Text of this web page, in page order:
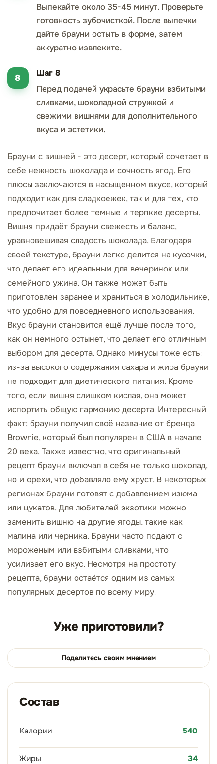
Выпекайте около 35-45 минут. Проверьте
готовность зубочисткой. После выпечки
дайте брауни остыть в форме, затем
аккуратно извлеките.
Шаг 8
Перед подачей украсьте брауни взбитыми
сливками, шоколадной стружкой и
свежими вишнями для дополнительного
вкуса и эстетики.
Брауни с вишней - это десерт, который сочетает в
себе нежность шоколада и сочность ягод. Его
плюсы заключаются в насыщенном вкусе, который
подходит как для сладкоежек, так и для тех, кто
предпочитает более темные и терпкие десерты.
Вишня придаёт брауни свежесть и баланс,
уравновешивая сладость шоколада. Благодаря
своей текстуре, брауни легко делится на кусочки,
что делает его идеальным для вечеринок или
семейного ужина. Он также может быть
приготовлен заранее и храниться в холодильнике,
что удобно для повседневного использования.
Вкус брауни становится ещё лучше после того,
как он немного остынет, что делает его отличным
выбором для десерта. Однако минусы тоже есть:
из-за высокого содержания сахара и жира брауни
не подходит для диетического питания. Кроме
того, если вишня слишком кислая, она может
испортить общую гармонию десерта. Интересный
факт: брауни получил своё название от бренда
Brownie, который был популярен в США в начале
20 века. Также известно, что оригинальный
рецепт брауни включал в себя не только шоколад,
но и орехи, что добавляло ему хруст. В некоторых
регионах брауни готовят с добавлением изюма
или цукатов. Для любителей экзотики можно
заменить вишню на другие ягоды, такие как
малина или черника. Брауни часто подают с
мороженым или взбитыми сливками, что
усиливает его вкус. Несмотря на простоту
рецепта, брауни остаётся одним из самых
популярных десертов по всему миру.
Уже приготовили?
Поделитесь своим мнением
Состав
Калории 540
Жиры 34